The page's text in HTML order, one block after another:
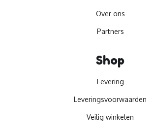
Over ons
Partners
Shop
Levering
Leveringsvoorwaarden
Veilig winkelen